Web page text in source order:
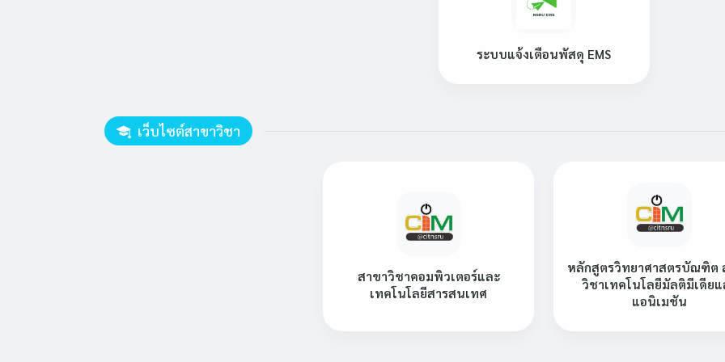
ระบบแจ้งเตือนพัสดุ EMS
เว็บไซต์สาขาวิชา
สาขาวิชาคอมพิวเตอร์และ
เทคโนโลยีสารสนเทศ
หลักสูตรวิทยาศาสตรบัณฑิต
วิชาเทคโนโลยีมัลติมีเดียแ
แอนิเมชัน